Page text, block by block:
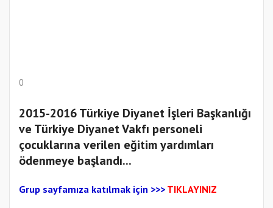
0
2015-2016 Türkiye Diyanet İşleri Başkanlığı
ve Türkiye Diyanet Vakfı personeli
çocuklarına verilen eğitim yardımları
ödenmeye başlandı...
Grup sayfamıza katılmak için >>> TIKLAYINIZ